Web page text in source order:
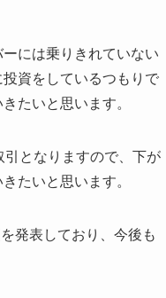
には乗りきれていない
資をしているつもりで
たいと思います。
となりますので、下が
たいと思います。
発表しており、今後も